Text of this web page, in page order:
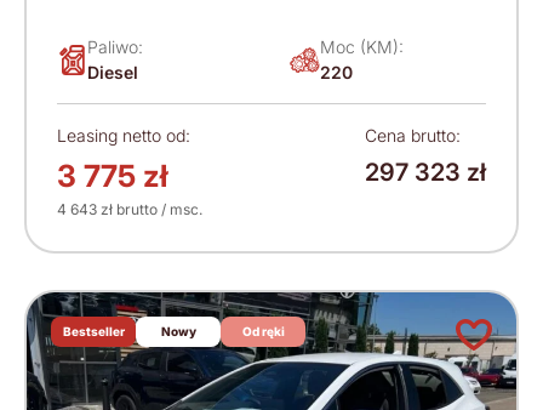
Paliwo:
Diesel
Moc (KM):
220
Leasing netto od:
3 775 zł
4 643 zł brutto / msc.
Cena brutto:
297 323 zł
Bestseller Nowy Od ręki